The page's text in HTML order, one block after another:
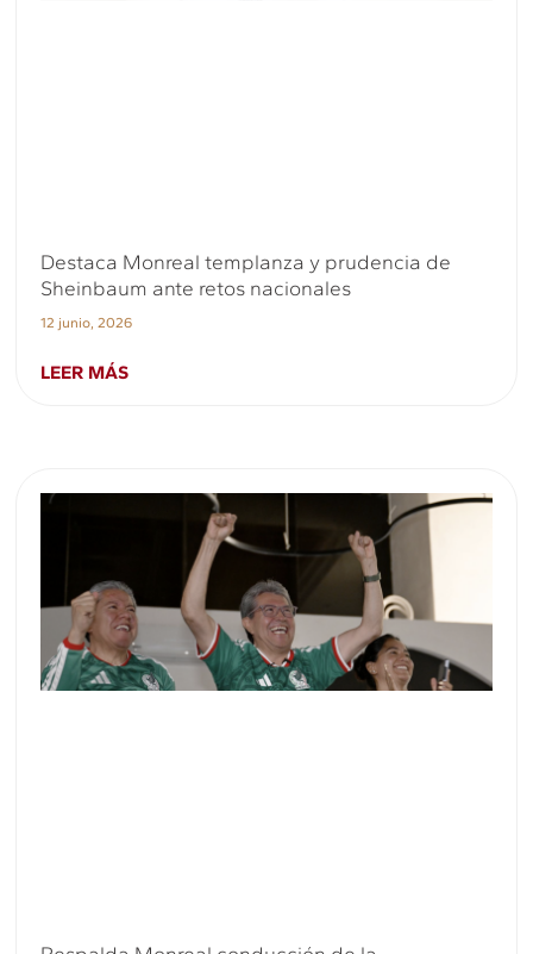
Destaca Monreal templanza y prudencia de
Sheinbaum ante retos nacionales
12 junio, 2026
LEER MÁS